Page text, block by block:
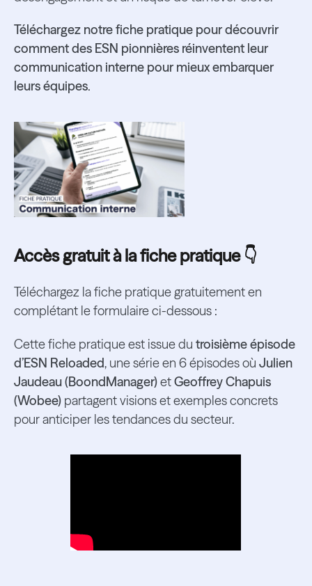
Téléchargez notre fiche pratique pour découvrir
comment des ESN pionnières réinventent leur
communication interne pour mieux embarquer
leurs équipes.
Accès gratuit à la fiche pratique 👇
Téléchargez la fiche pratique gratuitement en
complétant le formulaire ci-dessous :
Cette fiche pratique est issue du troisième épisode
d’ESN Reloaded, une série en 6 épisodes où Julien
Jaudeau (BoondManager)etGeoffrey Chapuis
(Wobee) partagent visions et exemples concrets
pour anticiper les tendances du secteur.